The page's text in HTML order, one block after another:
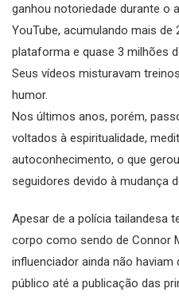
ganhou notoriedade durante o
YouTube, acumulando mais
plataforma e quase 3 milhões
Seus vídeos misturavam
humor.
Nos últimos anos, porém,
voltados à espiritualidade,
autoconhecimento, o que
seguidores devido à mudança
Apesar de a polícia tailandesa
corpo como sendo de Connor
influenciador ainda não
público até a publicação das